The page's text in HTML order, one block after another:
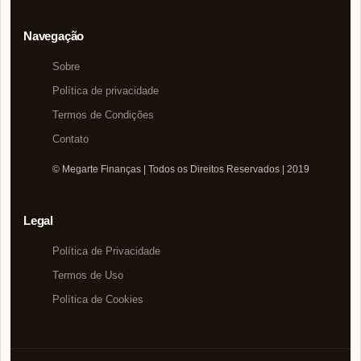
Navegação
Sobre
Política de privacidade
Termos de Condições
Contato
© Megarte Finanças | Todos os Direitos Reservados | 2019
Legal
Política de Privacidade
Termos de Uso
Política de Cookies